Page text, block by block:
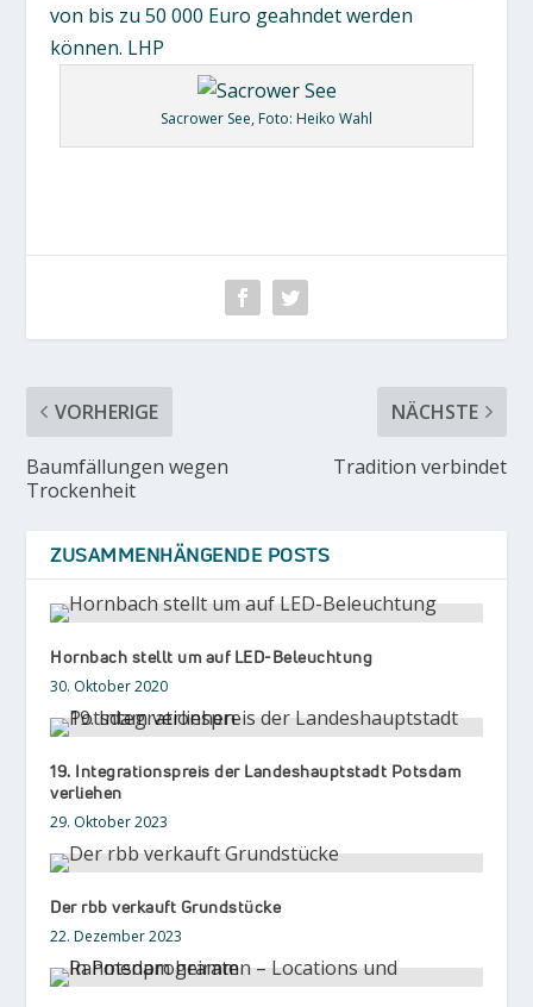
von bis zu 50 000 Euro geahndet werden
können. LHP
Sacrower See, Foto: Heiko Wahl
VORHERIGE
Baumfällungen wegen
Trockenheit
NÄCHSTE
Tradition verbindet
ZUSAMMENHÄNGENDE POSTS
Hornbach stellt um auf LED-Beleuchtung
30. Oktober 2020
19. Integrationspreis der Landeshauptstadt Potsdam
verliehen
29. Oktober 2023
Der rbb verkauft Grundstücke
22. Dezember 2023